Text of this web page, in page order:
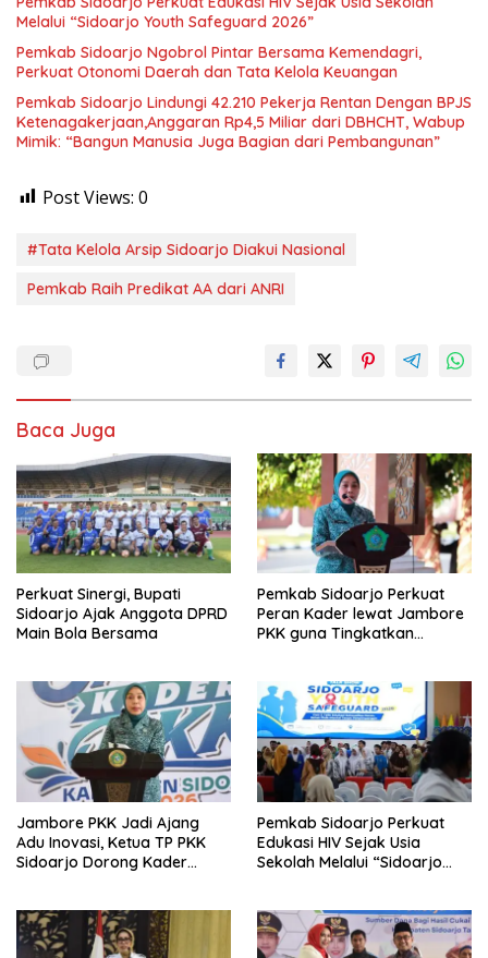
Melalui “Sidoarjo Youth Safeguard 2026”
Pemkab Sidoarjo Ngobrol Pintar Bersama Kemendagri,
Perkuat Otonomi Daerah dan Tata Kelola Keuangan
Pemkab Sidoarjo Lindungi 42.210 Pekerja Rentan Dengan BPJS
Ketenagakerjaan,Anggaran Rp4,5 Miliar dari DBHCHT, Wabup
Mimik: “Bangun Manusia Juga Bagian dari Pembangunan”
Post Views: 0
#Tata Kelola Arsip Sidoarjo Diakui Nasional
Pemkab Raih Predikat AA dari ANRI
Baca Juga
Perkuat Sinergi, Bupati
Sidoarjo Ajak Anggota DPRD
Main Bola Bersama
Pemkab Sidoarjo Perkuat
Peran Kader lewat Jambore
PKK guna Tingkatkan
Jambore PKK Jadi Ajang
Adu Inovasi, Ketua TP PKK
Sidoarjo Dorong Kader
Pemkab Sidoarjo Perkuat
Edukasi HIV Sejak Usia
Sekolah Melalui “Sidoarjo